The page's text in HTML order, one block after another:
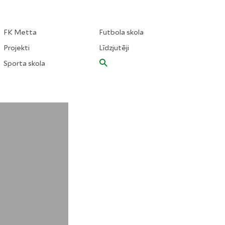
FK Metta
Projekti
Sporta skola
Futbola skola
Līdzjutēji